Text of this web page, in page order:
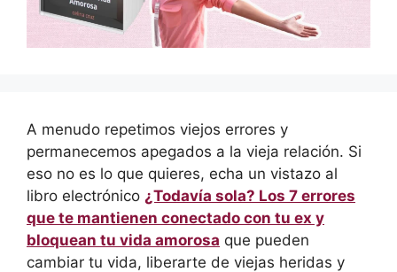
A menudo repetimos viejos errores y
permanecemos apegados a la vieja relación. Si
eso no es lo que quieres, echa un vistazo al
libro electrónico ¿Todavía sola? Los 7 errores
que te mantienen conectado con tu ex y
bloquean tu vida amorosa que pueden
cambiar tu vida, liberarte de viejas heridas y